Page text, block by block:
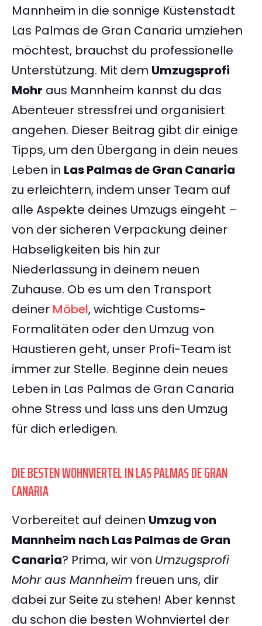
Mannheim in die sonnige Küstenstadt
Las Palmas de Gran Canaria umziehen
möchtest, brauchst du professionelle
Unterstützung. Mit dem Umzugsprofi
Mohr aus Mannheim kannst du das
Abenteuer stressfrei und organisiert
angehen. Dieser Beitrag gibt dir einige
Tipps, um den Übergang in dein neues
Leben in Las Palmas de Gran Canaria
zu erleichtern, indem unser Team auf
alle Aspekte deines Umzugs eingeht –
von der sicheren Verpackung deiner
Habseligkeiten bis hin zur
Niederlassung in deinem neuen
Zuhause. Ob es um den Transport
deiner Möbel, wichtige Customs-
Formalitäten oder den Umzug von
Haustieren geht, unser Profi-Team ist
immer zur Stelle. Beginne dein neues
Leben in Las Palmas de Gran Canaria
ohne Stress und lass uns den Umzug
für dich erledigen.
DIE BESTEN WOHNVIERTEL IN LAS PALMAS DE GRAN
CANARIA
Vorbereitet auf deinen Umzug von
Mannheim nach Las Palmas de Gran
Canaria? Prima, wir von Umzugsprofi
Mohr aus Mannheim freuen uns, dir
dabei zur Seite zu stehen! Aber kennst
du schon die besten Wohnviertel der